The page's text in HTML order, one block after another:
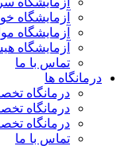
آزمایشگاه
آزمایشگاه
آزمایشگاه
تماس با ما
درمانگاه ها
درمانگاه
درمانگاه
درمانگاه
تماس با ما